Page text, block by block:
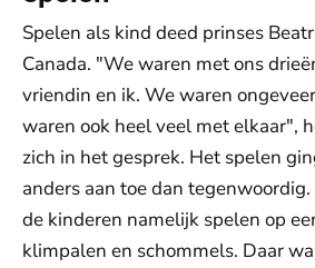
Spelen als kind deed prinses
Canada. "We waren met ons
vriendin en ik. We waren
waren ook heel veel met elkaar",
zich in het gesprek. Het spelen
anders aan toe dan
de kinderen namelijk spelen op
klimpalen en schommels. Daar